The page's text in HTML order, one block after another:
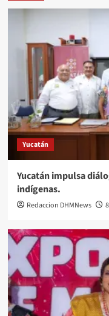
Yucatán
Yucatán impulsa
indígenas.
Redaccion DHMNews